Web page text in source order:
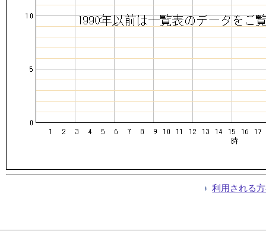
利用される